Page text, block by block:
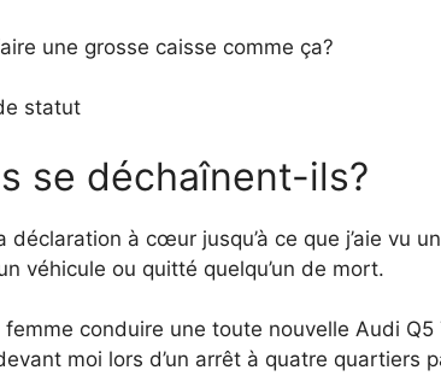
une grosse caisse comme ça?
statut
se déchaînent-ils?
déclaration à cœur jusqu’à ce que j’aie vu
véhicule ou quitté quelqu’un de mort.
femme conduire une toute nouvelle Audi
moi lors d’un arrêt à quatre quartiers